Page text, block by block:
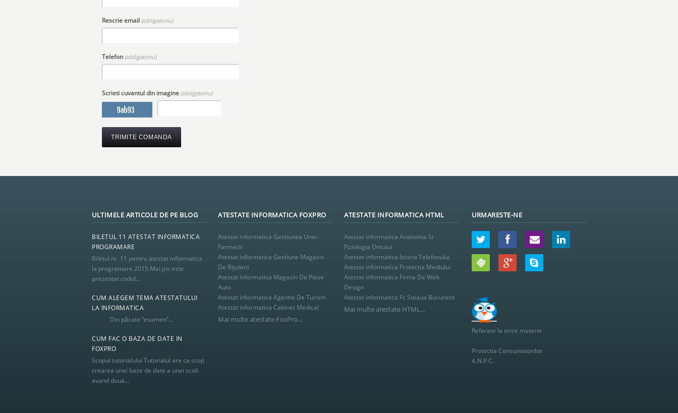
Rescrie email (obligatoriu)
Telefon (obligatoriu)
Scrieti cuvantul din imagine (obligatoriu)
ULTIMELE ARTICOLE DE PE BLOG
BILETUL 11 ATESTAT INFORMATICA
PROGRAMARE
Biletul nr. 11 pentru atestat informatica
la programare 2015 Mai jos este
prezentat codul...
CUM ALEGEM TEMA ATESTATULUI
LA INFORMATICA
Din păcate “examen”...
CUM FAC O BAZA DE DATE IN
FOXPRO
Scopul tutorialului Tutorialul are ca scop
crearea unei baze de date a unei scoli
avand doua...
ATESTATE INFORMATICA FOXPRO
Atestat informatica Gestiunea Unei
Farmacii
Atestat informatica Gestiune Magazin
De Bijuterii
Atestat informatica Magazin De Piese
Auto
Atestat informatica Agentie De Turism
Atestat informatica Cabinet Medical
Mai multe atestate FoxPro...
ATESTATE INFORMATICA HTML
Atestat informatica Anatomia Si
Fiziologia Omului
Atestat informatica Istoria Telefonului
Atestat informatica Protectia Mediului
Atestat informatica Firma De Web
Design
Atestat informatica Fc Steaua Bucuresti
Mai multe atestate HTML...
URMARESTE-NE
Referate la orice materie
Protectia Consumatorilor
A.N.P.C.